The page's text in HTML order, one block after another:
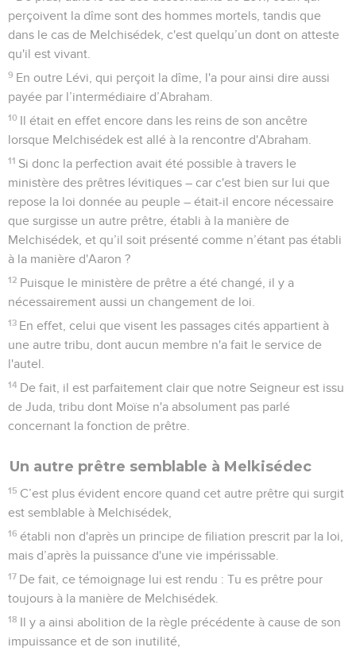
perçoivent la dîme sont des hommes mortels, tandis que
dans le cas de Melchisédek, c'est quelqu’un dont on atteste
qu'il est vivant.
9 En outre Lévi, qui perçoit la dîme, l'a pour ainsi dire aussi
payée par l’intermédiaire d’Abraham.
10 Il était en effet encore dans les reins de son ancêtre
lorsque Melchisédek est allé à la rencontre d'Abraham.
11 Si donc la perfection avait été possible à travers le
ministère des prêtres lévitiques – car c'est bien sur lui que
repose la loi donnée au peuple – était-il encore nécessaire
que surgisse un autre prêtre, établi à la manière de
Melchisédek, et qu’il soit présenté comme n’étant pas établi
à la manière d'Aaron ?
12 Puisque le ministère de prêtre a été changé, il y a
nécessairement aussi un changement de loi.
13 En effet, celui que visent les passages cités appartient à
une autre tribu, dont aucun membre n'a fait le service de
l'autel.
14 De fait, il est parfaitement clair que notre Seigneur est issu
de Juda, tribu dont Moïse n'a absolument pas parlé
concernant la fonction de prêtre.
Un autre prêtre semblable à Melkisédec
15 C’est plus évident encore quand cet autre prêtre qui surgit
est semblable à Melchisédek,
16 établi non d'après un principe de filiation prescrit par la loi,
mais d’après la puissance d'une vie impérissable.
17 De fait, ce témoignage lui est rendu : Tu es prêtre pour
toujours à la manière de Melchisédek.
18 Il y a ainsi abolition de la règle précédente à cause de son
impuissance et de son inutilité,